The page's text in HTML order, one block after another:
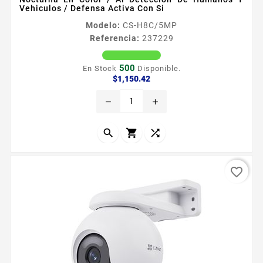
Vehiculos / Defensa Activa Con Si
Modelo: CS-H8C/5MP
Referencia: 237229
En Stock 500 Disponible.
$1,150.42Precio
remove add
  
favorite_border